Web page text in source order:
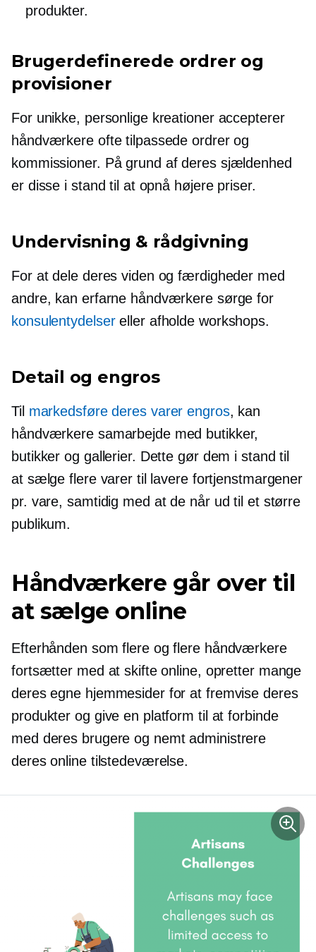
produkter.
Brugerdefinerede ordrer og
provisioner
For unikke, personlige kreationer accepterer
håndværkere ofte tilpassede ordrer og
kommissioner. På grund af deres sjældenhed
er disse i stand til at opnå højere priser.
Undervisning & rådgivning
For at dele deres viden og færdigheder med
andre, kan erfarne håndværkere sørge for
konsulentydelsereller afholde workshops.
Detail og engros
Til markedsføre deres varer engros, kan
håndværkere samarbejde med butikker,
butikker og gallerier. Dette gør dem i stand til
at sælge flere varer til lavere fortjenstmargener
pr. vare, samtidig med at de når ud til et større
publikum.
Håndværkere går over til
at sælge online
Efterhånden som flere og flere håndværkere
fortsætter med at skifte online, opretter mange
deres egne hjemmesider for at fremvise deres
produkter og give en platform til at forbinde
med deres brugere og nemt administrere
deres online tilstedeværelse.